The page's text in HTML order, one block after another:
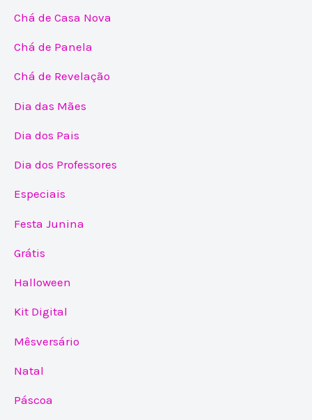
Chá de Casa Nova
Chá de Panela
Chá de Revelação
Dia das Mães
Dia dos Pais
Dia dos Professores
Especiais
Festa Junina
Grátis
Halloween
Kit Digital
Mêsversário
Natal
Páscoa